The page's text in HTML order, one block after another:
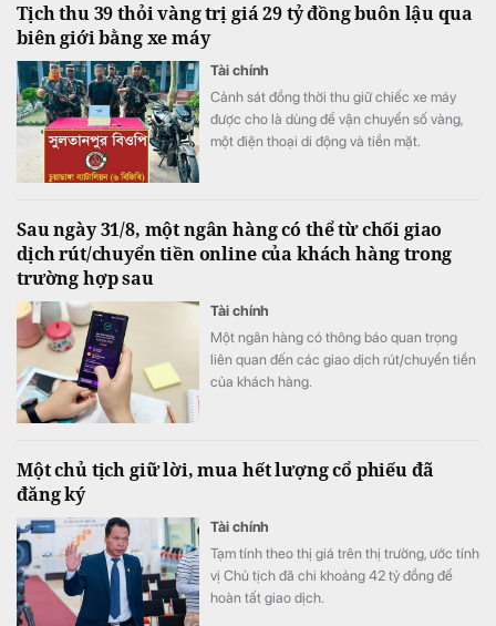
có khả năng mất vốn (nợ nhóm 5) tiếp tục
tăng gần 20%, lên sát 3.900 tỷ đồng.
Tịch thu 39 thỏi vàng trị giá 29 tỷ đồng buôn lậu qua
biên giới bằng xe máy
Tài chính
Cảnh sát đồng thời thu giữ chiếc xe máy
được cho là dùng để vận chuyển số vàng,
một điện thoại di động và tiền mặt.
Sau ngày 31/8, một ngân hàng có thể từ chối giao
dịch rút/chuyển tiền online của khách hàng trong
trường hợp sau
Tài chính
Một ngân hàng có thông báo quan trọng
liên quan đến các giao dịch rút/chuyển tiền
của khách hàng.
Một chủ tịch giữ lời, mua hết lượng cổ phiếu đã
đăng ký
Tài chính
Tạm tính theo thị giá trên thị trường, ước tính
vị Chủ tịch đã chi khoảng 42 tỷ đồng để
hoàn tất giao dịch.